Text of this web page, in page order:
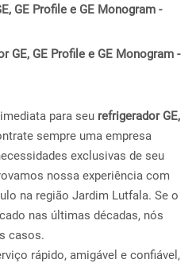
GE Profile e GE Monogram -
GE, GE Profile e GE Monogram -
para seu refrigerador GE,
sempre uma empresa
exclusivas de seu
nossa experiência com
na região Jardim Lutfala. Se o
nas últimas décadas, nós
casos.
rápido, amigável e confiável,